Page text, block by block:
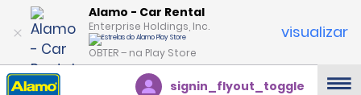
Alamo - Car Rental
Enterprise Holdings, Inc.
OBTER – na Play Store
visualizar
signin_flyout_toggle